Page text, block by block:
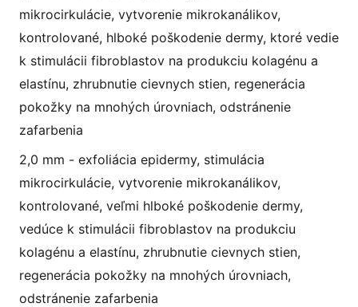
mikrocirkulácie, vytvorenie mikrokanálikov,
kontrolované, hlboké poškodenie dermy, ktoré vedie
k stimulácii fibroblastov na produkciu kolagénu a
elastínu, zhrubnutie cievnych stien, regenerácia
pokožky na mnohých úrovniach, odstránenie
zafarbenia
2,0 mm - exfoliácia epidermy, stimulácia
mikrocirkulácie, vytvorenie mikrokanálikov,
kontrolované, veľmi hlboké poškodenie dermy,
vedúce k stimulácii fibroblastov na produkciu
kolagénu a elastínu, zhrubnutie cievnych stien,
regenerácia pokožky na mnohých úrovniach,
odstránenie zafarbenia